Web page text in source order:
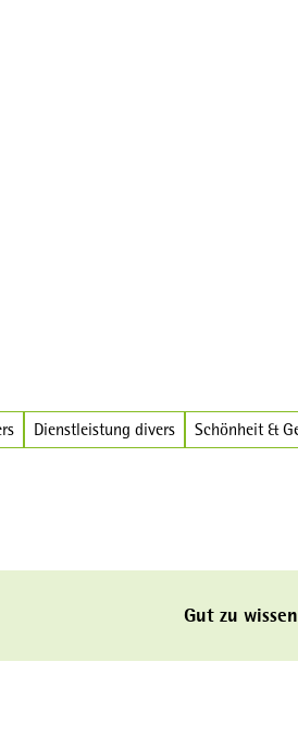
Dienstleistung divers Schönheit &
Gut zu wissen